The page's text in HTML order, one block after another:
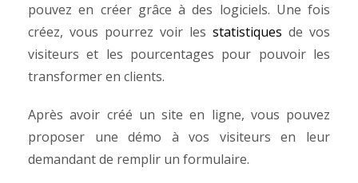
pouvez en créer grâce à des logiciels. Une fois
créez, vous pourrez voir les statistiques de vos
visiteurs et les pourcentages pour pouvoir les
transformer en clients.
Après avoir créé un site en ligne, vous pouvez
proposer une démo à vos visiteurs en leur
demandant de remplir un formulaire.